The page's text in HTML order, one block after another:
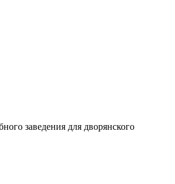
заведения для дворянского